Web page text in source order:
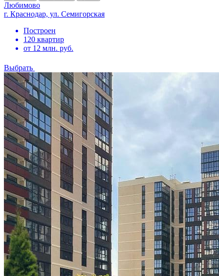
Любимово
г. Краснодар, ул. Семигорская
Построен
120 квартир
от 12 млн. руб.
Выбрать